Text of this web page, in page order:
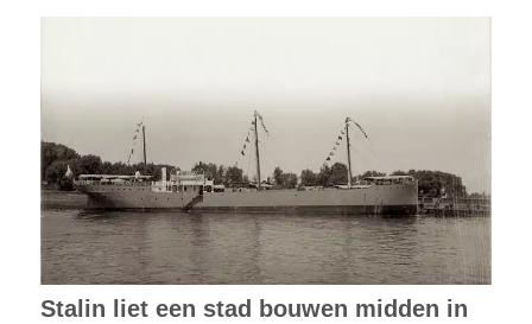
Stalin liet een stad bouwen midden in